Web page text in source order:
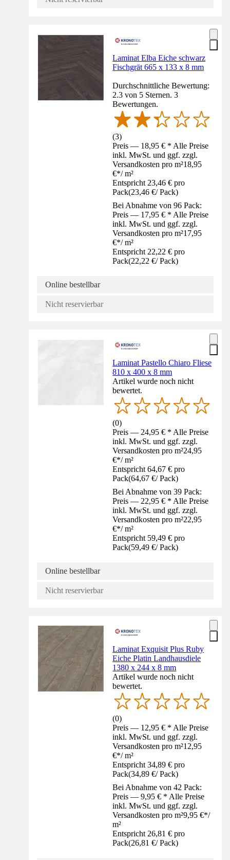
Laminat Elba Eiche schwarz
Fischgrät 665 x 133 x 8 mm
Durchschnittliche Bewertung:
2.3 von 5 Sternen. 3
Bewertungen.
(3)
Preis — 18,95 € * Alle Preise
inkl. MwSt. und ggf. zzgl.
Versandkosten pro m²18,95
€*/ m²
Entspricht 23,46 € pro
Pack(23,46 €/ Pack)
Bei Abnahme von 96 Pack:
Preis — 17,95 € * Alle Preise
inkl. MwSt. und ggf. zzgl.
Versandkosten pro m²17,95
€*/ m²
Entspricht 22,22 € pro
Pack(22,22 €/ Pack)
Online bestellbar
Nicht reservierbar
Laminat Pastello Chiaro Fliese
810 x 400 x 8 mm
Artikel wurde noch nicht
bewertet.
(0)
Preis — 24,95 € * Alle Preise
inkl. MwSt. und ggf. zzgl.
Versandkosten pro m²24,95
€*/ m²
Entspricht 64,67 € pro
Pack(64,67 €/ Pack)
Bei Abnahme von 39 Pack:
Preis — 22,95 € * Alle Preise
inkl. MwSt. und ggf. zzgl.
Versandkosten pro m²22,95
€*/ m²
Entspricht 59,49 € pro
Pack(59,49 €/ Pack)
Online bestellbar
Nicht reservierbar
Laminat Exquisit Plus Ruby
Eiche Platin Landhausdiele
1380 x 244 x 8 mm
Artikel wurde noch nicht
bewertet.
(0)
Preis — 12,95 € * Alle Preise
inkl. MwSt. und ggf. zzgl.
Versandkosten pro m²12,95
€*/ m²
Entspricht 34,89 € pro
Pack(34,89 €/ Pack)
Bei Abnahme von 42 Pack:
Preis — 9,95 € * Alle Preise
inkl. MwSt. und ggf. zzgl.
Versandkosten pro m²9,95 €*/
m²
Entspricht 26,81 € pro
Pack(26,81 €/ Pack)